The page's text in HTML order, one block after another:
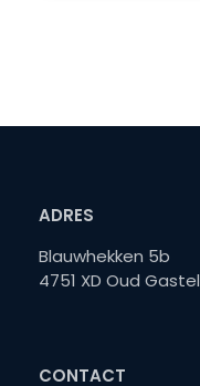
ADRES
Blauwhekken 5b
4751 XD Oud Gastel
CONTACT